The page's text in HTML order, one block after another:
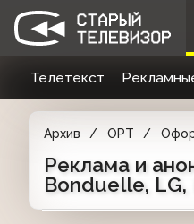
Телетекст
Архив ОРТ
Реклама и
Bonduelle,